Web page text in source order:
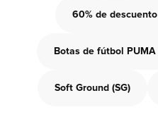
60% de descuento
Botas de fútbol PUMA
Soft Ground (SG)